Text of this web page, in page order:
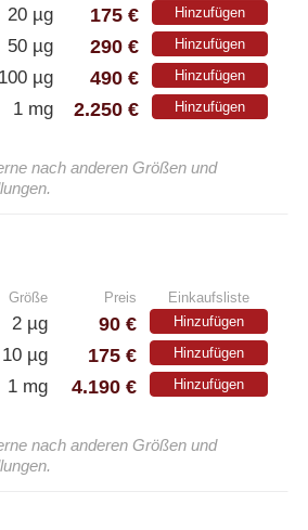
20 µg 175 € Hinzufügen
50 µg 290 € Hinzufügen
100 µg 490 € Hinzufügen
1 mg 2.250 € Hinzufügen
nach anderen Größen und
Größe Preis Einkaufsliste
2 µg 90 € Hinzufügen
10 µg 175 € Hinzufügen
1 mg 4.190 € Hinzufügen
nach anderen Größen und